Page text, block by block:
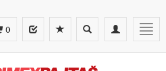
Toggle
navigation
Toggle
search
0